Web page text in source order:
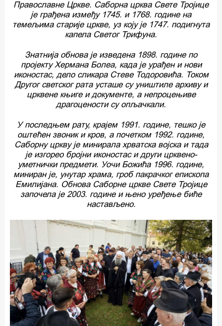
Православне Цркве. Саборна црква Свете Тројице
је грађена између 1745. и 1768. године на
темељима старије цркве, уз коју је 1747. подигнута
капела Светог Трифуна.
Знатнија обнова је изведена 1898. године по
пројекту Хермана Болеа, када је урађен и нови
иконостас, дело сликара Стеве Тодоровића. Током
Другог светског рата усташе су уништиле архиву и
црквене књиге и документе, а непроцењиве
драгоцености су опљачкали.
У последњем рату, крајем 1991. године, тешко је
оштећен звоник и кров, а почетком 1992. године,
Саборну цркву је минирала хрватска војска и тада
је изгорео бројни иконостас и други црквено-
уметнички предмети. Уочи Божића 1996. године,
миниран је, унутар храма, гроб пакрачког епископа
Емилијана. Обнова Саборне цркве Свете Тројице
започела је 2003. године и њено уређење биће
настављено.